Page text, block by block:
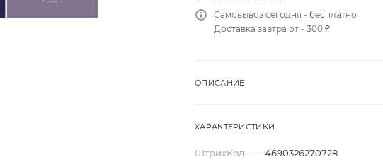
Самовывоз сегодня - бесплатно
Доставка завтра от - 300 ₽
ОПИСАНИЕ
ХАРАКТЕРИСТИКИ
ШтрихКод — 4690326270728